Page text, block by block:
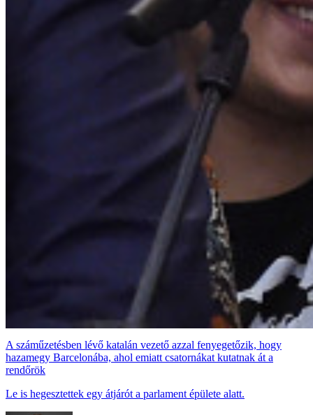
A száműzetésben lévő katalán vezető azzal fenyegetőzik, hogy
hazamegy Barcelonába, ahol emiatt csatornákat kutatnak át a
rendőrök
Le is hegesztettek egy átjárót a parlament épülete alatt.